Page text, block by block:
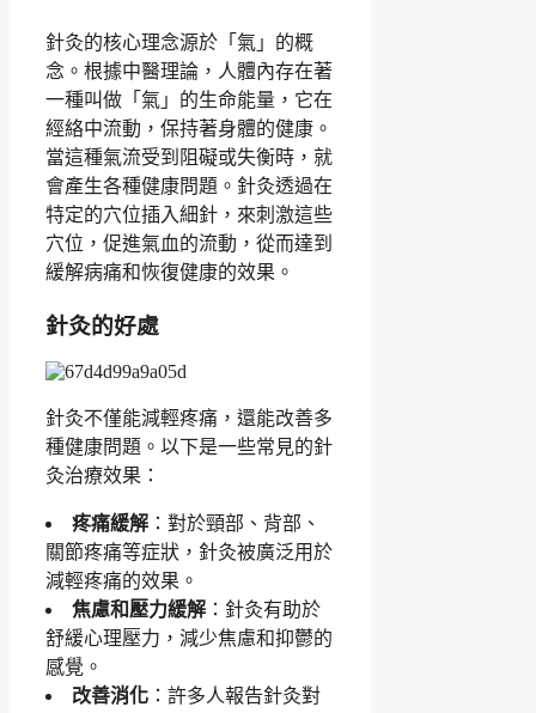
針灸的核心理念源於「氣」的概
念。根據中醫理論，人體內存在著
一種叫做「氣」的生命能量，它在
經絡中流動，保持著身體的健康。
當這種氣流受到阻礙或失衡時，就
會產生各種健康問題。針灸透過在
特定的穴位插入細針，來刺激這些
穴位，促進氣血的流動，從而達到
緩解病痛和恢復健康的效果。
針灸的好處
針灸不僅能減輕疼痛，還能改善多
種健康問題。以下是一些常見的針
灸治療效果：
疼痛緩解 ：對於頸部、背部、
關節疼痛等症狀，針灸被廣泛用於
減輕疼痛的效果。
焦慮和壓力緩解 ：針灸有助於
舒緩心理壓力，減少焦慮和抑鬱的
感覺。
改善消化 ：許多人報告針灸對